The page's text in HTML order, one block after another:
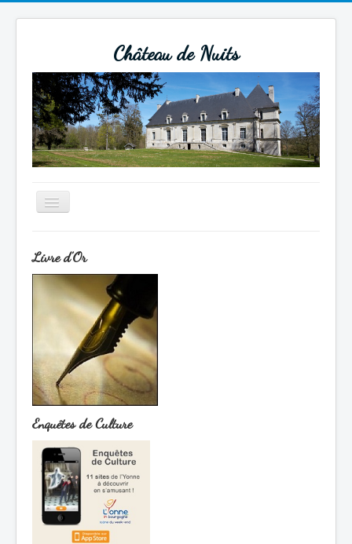
Château de Nuits
Basculer
la
Un peu d'histoire
Beaucoup d'histoire
Tourisme
Livre d'Or
Enquêtes de Culture